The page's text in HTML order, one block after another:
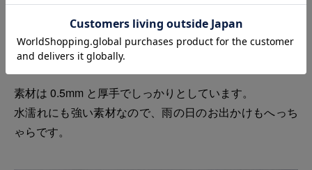
素材は 0.5mm と厚手でしっかりとしています。
水濡れにも強い素材なので、雨の日のお出かけもへっち
ゃらです。